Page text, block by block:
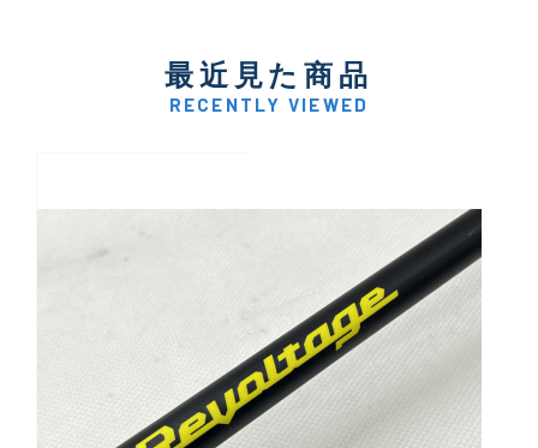
最近見た商品
RECENTLY VIEWED